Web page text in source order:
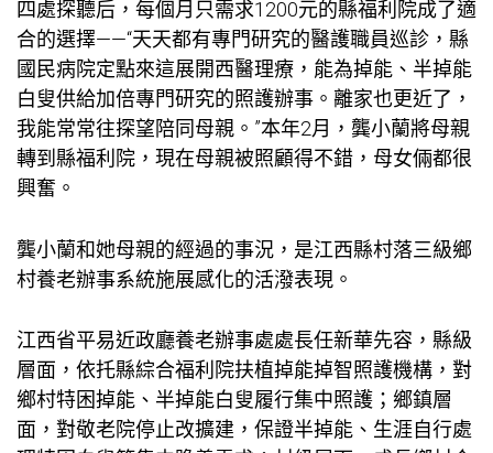
四處探聽后，每個月只需求1200元的縣福利院成了適
合的選擇——“天天都有專門研究的醫護職員巡診，縣
國民病院定點來這展開西醫理療，能為掉能、半掉能
白叟供給加倍專門研究的照護辦事。離家也更近了，
我能常常往探望陪同母親。”本年2月，龔小蘭將母親
轉到縣福利院，現在母親被照顧得不錯，母女倆都很
興奮。
龔小蘭和她母親的經過的事況，是江西縣村落三級鄉
村養老辦事系統施展感化的活潑表現。
江西省平易近政廳養老辦事處處長任新華先容，縣級
層面，依托縣綜合福利院扶植掉能掉智照護機構，對
鄉村特困掉能、半掉能白叟履行集中照護；鄉鎮層
面，對敬老院停止改擴建，保證半掉能、生涯自行處